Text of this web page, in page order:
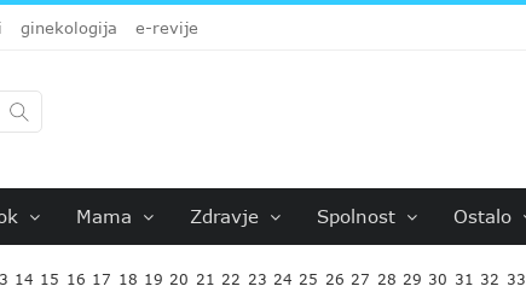
ginekologija e-revije
Mama Zdravje Spolnost Ostalo
14 15 16 17 18 19 20 21 22 23 24 25 26 27 28 29 30 31 32 33